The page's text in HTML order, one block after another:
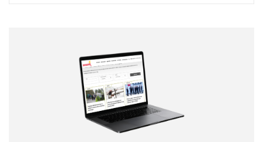
Correo electrónico
Tipo de comentario